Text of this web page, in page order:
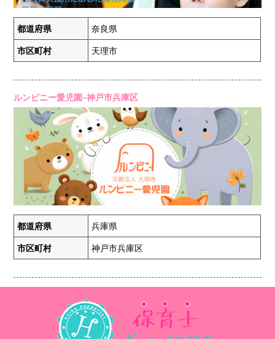
都道府県 奈良県
市区町村 天理市
ルンビニー愛児園-神戸市兵庫区
都道府県 兵庫県
市区町村 神戸市兵庫区